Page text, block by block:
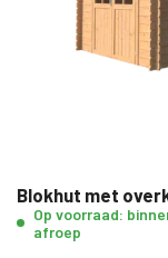
Blokhut met
Op voorraad:
afroep